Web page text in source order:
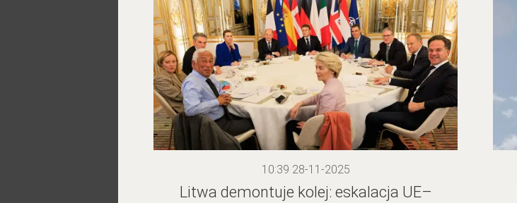
10:39 28-11-2025
Litwa demontuje kolej: eskalacja UE–